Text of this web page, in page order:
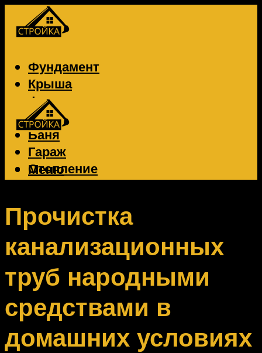
Фундамент
Крыша
Фасад
Забор
Баня
Гараж
Отопление
Вентиляция
Меню
Меню
Прочистка
канализационных
труб народными
средствами в
домашних условиях